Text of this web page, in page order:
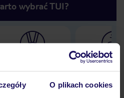
O plikach cookies
wybrać TUI?
30 lat w